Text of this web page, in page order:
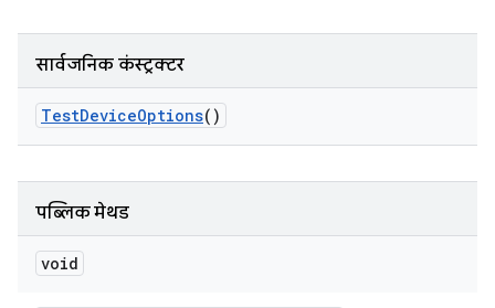
सार्वजनिक कंस्ट्रक्टर
TestDeviceOptions()
पब्लिक मेथड
void